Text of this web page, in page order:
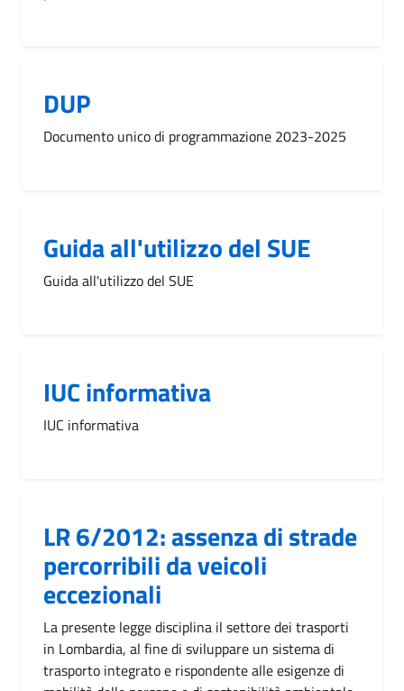
DUP
Documento unico di programmazione 2023-2025
Guida all'utilizzo del SUE
Guida all'utilizzo del SUE
IUC informativa
IUC informativa
LR 6/2012: assenza di strade
percorribili da veicoli
eccezionali
La presente legge disciplina il settore dei trasporti
in Lombardia, al fine di sviluppare un sistema di
trasporto integrato e rispondente alle esigenze di